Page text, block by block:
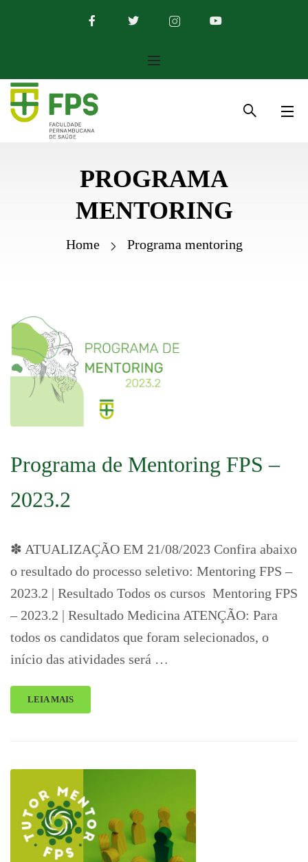
PROGRAMA
MENTORING
Home Programa mentoring
Programa de Mentoring FPS –
2023.2
✽ ATUALIZAÇÃO EM 21/08/2023 Confira abaixo
o resultado do processo seletivo: Mentoring FPS –
2023.2 | Resultado Todos os cursos Mentoring FPS
– 2023.2 | Resultado Medicina ATENÇÃO: Para
todos os candidatos que foram selecionados, o
início das atividades será …
LEIA MAIS